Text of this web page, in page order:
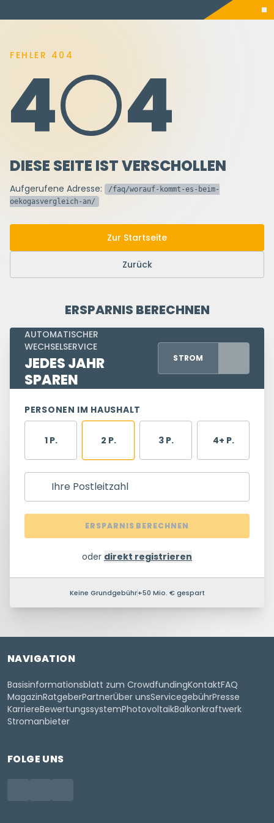
FEHLER 404
4 4
DIESE SEITE IST VERSCHOLLEN
Aufgerufene Adresse:
/faq/worauf-kommt-es-beim-
oekogasvergleich-an/
Zur Startseite
Zurück
ERSPARNIS BERECHNEN
AUTOMATISCHER
WECHSELSERVICE
JEDES JAHR
SPAREN
STROM
PERSONEN IM HAUSHALT
1 P. 2 P. 3 P. 4+ P.
Ihre Postleitzahl
ERSPARNIS BERECHNEN
oder direkt registrieren
Keine Grundgebühr+50 Mio. € gespart
NAVIGATION
Basisinformationsblatt zum CrowdfundingKontaktFAQ
MagazinRatgeberPartnerÜber unsServicegebührPresse
KarriereBewertungssystemPhotovoltaikBalkonkraftwerk
Stromanbieter
FOLGE UNS